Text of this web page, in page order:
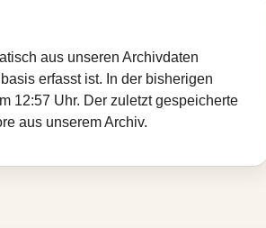
aus unseren Archivdaten
erfasst ist. In der bisherigen
12:57 Uhr. Der zuletzt gespeicherte
aus unserem Archiv.